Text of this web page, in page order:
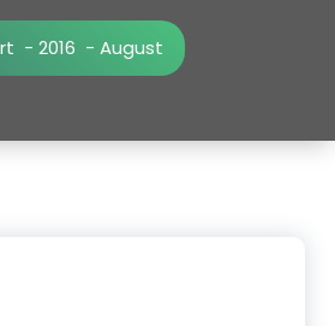
- 2016 - August